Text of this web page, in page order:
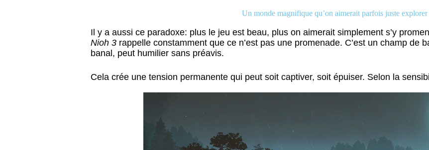
Un monde magnifique qu’on aimerait parfois juste explorer
Il y a aussi ce paradoxe: plus le jeu est beau, plus on aimerait simplement s’y
Nioh 3 rappelle constamment que ce n’est pas une promenade. C’est un champ de
banal, peut humilier sans préavis.
Cela crée une tension permanente qui peut soit captiver, soit épuiser. Selon la